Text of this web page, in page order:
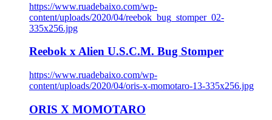
https://www.ruadebaixo.com/wp-
content/uploads/2020/04/reebok_bug_stomper_02-
335x256.jpg
Reebok x Alien U.S.C.M. Bug Stomper
https://www.ruadebaixo.com/wp-
content/uploads/2020/04/oris-x-momotaro-13-335x256.jpg
ORIS X MOMOTARO